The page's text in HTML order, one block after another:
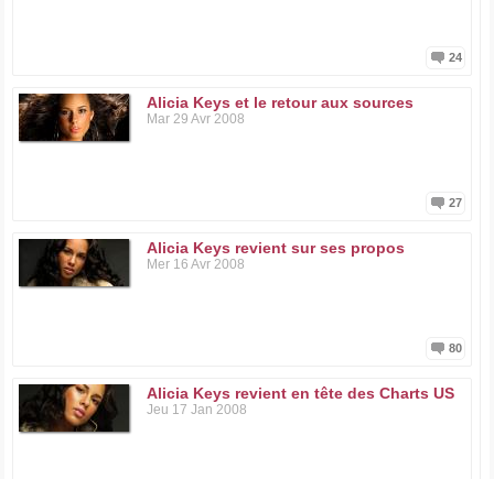
24
Alicia Keys et le retour aux sources
Mar 29 Avr 2008
27
Alicia Keys revient sur ses propos
Mer 16 Avr 2008
80
Alicia Keys revient en tête des Charts US
Jeu 17 Jan 2008